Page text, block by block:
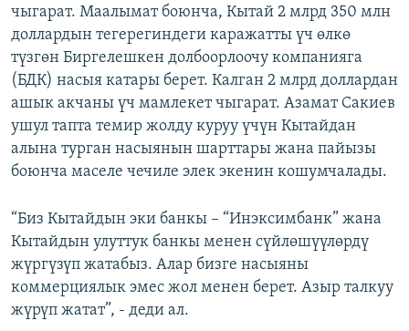
чыгарат. Маалымат боюнча, Кытай 2 млрд 350 млн
доллардын тегерегиндеги каражатты үч өлкө
түзгөн Биргелешкен долбоорлоочу компанияга
(БДК) насыя катары берет. Калган 2 млрд доллардан
ашык акчаны үч мамлекет чыгарат. Азамат Сакиев
ушул тапта темир жолду куруу үчүн Кытайдан
алына турган насыянын шарттары жана пайызы
боюнча маселе чечиле элек экенин кошумчалады.
“Биз Кытайдын эки банкы – “Инэксимбанк” жана
Кытайдын улуттук банкы менен сүйлөшүүлөрдү
жүргүзүп жатабыз. Алар бизге насыяны
коммерциялык эмес жол менен берет. Азыр талкуу
жүрүп жатат”, - деди ал.